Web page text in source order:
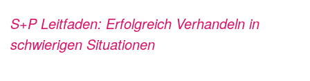
S+P Leitfaden: Erfolgreich Verhandeln in
schwierigen Situationen